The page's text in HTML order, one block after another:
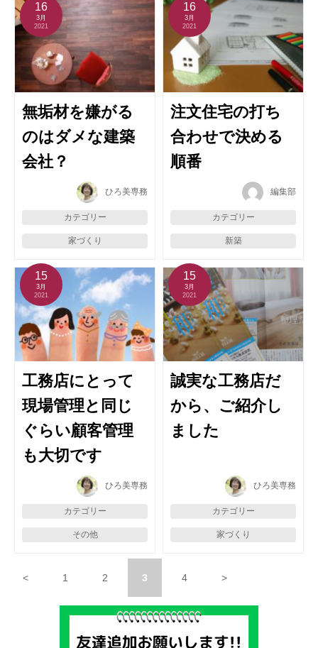
16
3月
2021
無垢材を嫌がる
のはダメな建築
会社？
ひろ美専務
カテゴリー
家づくり
16
3月
2021
注文住宅の打ち
合わせで決める
順番
編集部
カテゴリー
新築
15
3月
2021
工務店にとって
現場管理と同じ
ぐらい顧客管理
も大切です
ひろ美専務
カテゴリー
その他
15
3月
2021
誠実な工務店だ
から、ご紹介し
ました
ひろ美専務
カテゴリー
家づくり
< 1 2 3 4 >